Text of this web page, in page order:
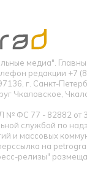
медиа".
редакции +7
г. Санкт-
Чкаловское,
№ ФС 77 - 82882 от
службой по
и массовых
на
релизы"